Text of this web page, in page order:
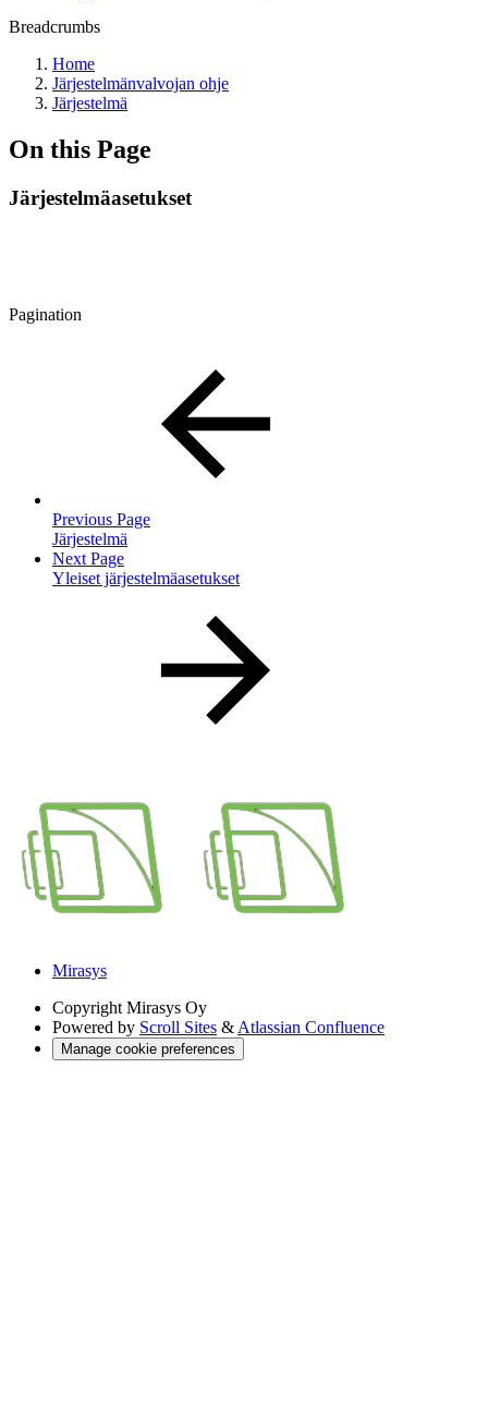
Breadcrumbs
Home
Järjestelmänvalvojan ohje
Järjestelmä
On this Page
Järjestelmäasetukset
Pagination
Previous Page
Järjestelmä
Next Page
Yleiset järjestelmäasetukset
Mirasys
Copyright Mirasys Oy
Powered by Scroll Sites & Atlassian Confluence
Manage cookie preferences